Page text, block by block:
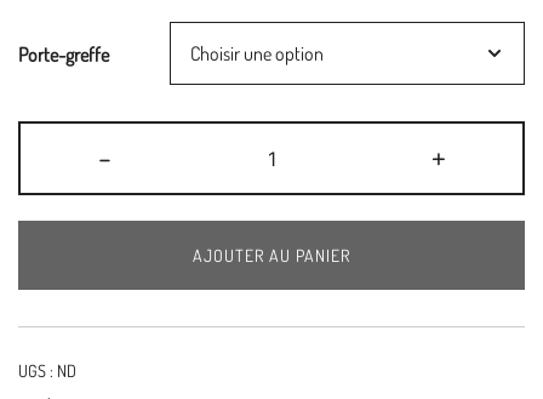
Porte-greffe
-
de
Pêche
mignonne
+
AJOUTER AU PANIER
UGS : ND